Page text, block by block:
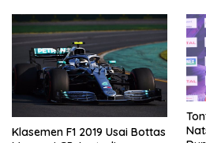
Klasemen F1 2019 Usai Bottas